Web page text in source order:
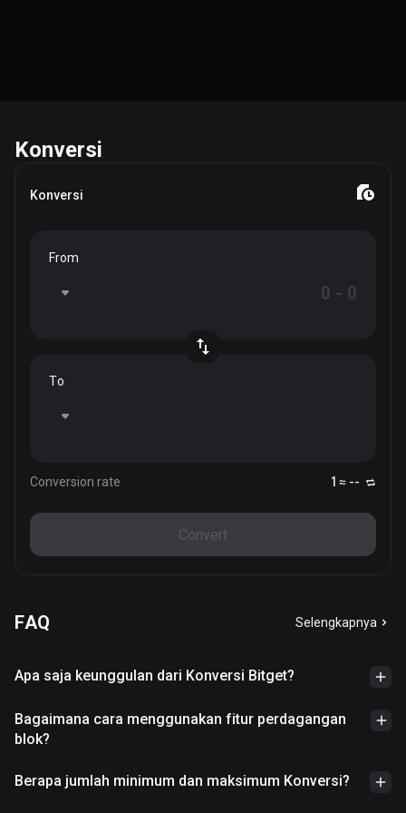
Konversi
Konversi
From
To
Conversion rate 1 ≈ --
Convert
FAQ Selengkapnya
Apa saja keunggulan dari Konversi Bitget?
Bagaimana cara menggunakan fitur perdagangan
blok?
Berapa jumlah minimum dan maksimum Konversi?